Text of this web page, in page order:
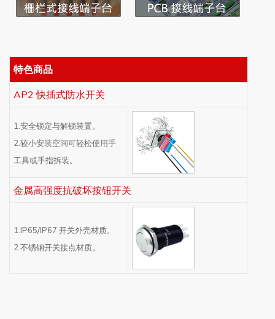
特色商品
AP2 快插式防水开关
1.安全锁定与解锁装置。
2.较小安装空间可轻松使用手
工具或手指拆装。
金属高强度抗破坏按钮开关
1.IP65/IP67 开关外壳材质。
2.不锈钢开关接点材质。